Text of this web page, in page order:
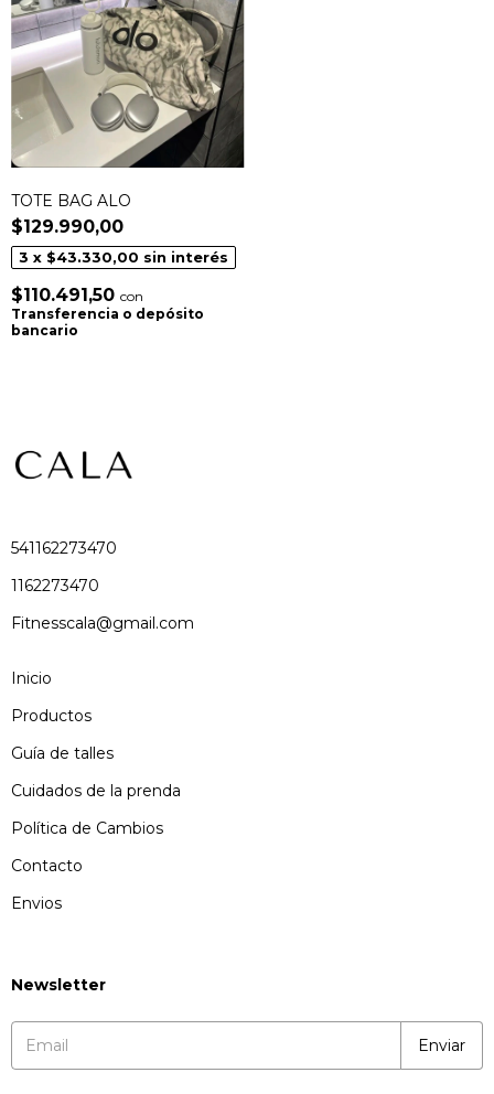
TOTE BAG ALO
$129.990,00
3 x $43.330,00 sin interés
$110.491,50 con
Transferencia o depósito
bancario
541162273470
1162273470
Fitnesscala@gmail.com
Inicio
Productos
Guía de talles
Cuidados de la prenda
Política de Cambios
Contacto
Envios
Newsletter